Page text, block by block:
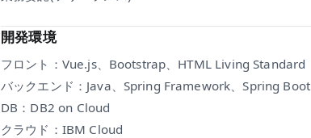
開発環境
フロント：Vue.js、Bootstrap、HTML Living Standard
バックエンド：Java、Spring Framework、Spring Boot
DB：DB2 on Cloud
クラウド：IBM Cloud